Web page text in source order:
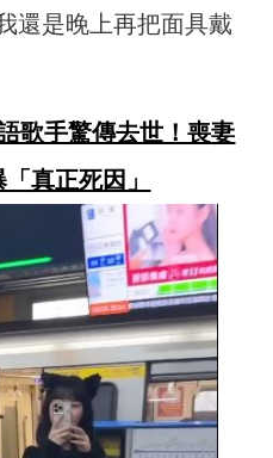
還是晚上再把面具戴
歌手驚傳去世！喪妻
真正死因」